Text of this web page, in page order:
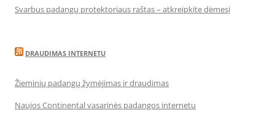
Svarbus padangų protektoriaus raštas – atkreipkite dėmesį
DRAUDIMAS INTERNETU
Žieminių padangų žymėjimas ir draudimas
Naujos Continental vasarinės padangos internetu